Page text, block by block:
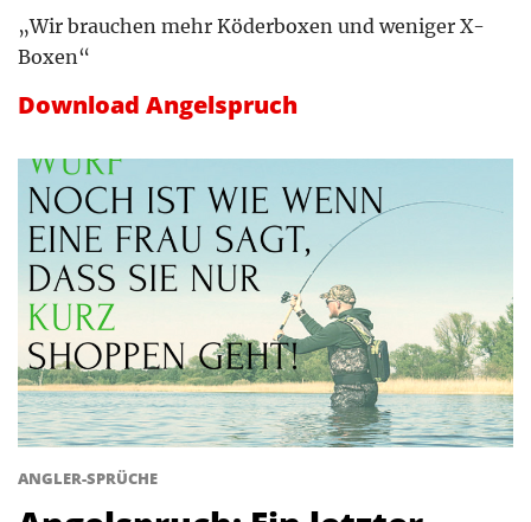
„Wir brauchen mehr Köderboxen und weniger X-
Boxen“
Download Angelspruch
ANGLER-SPRÜCHE